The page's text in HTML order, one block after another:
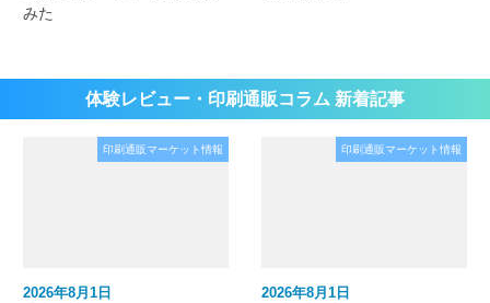
みた
体験レビュー・印刷通販コラム 新着記事
印刷通販マーケット情報
2026年8月1日
印刷通販マーケット情報
2026年8月1日